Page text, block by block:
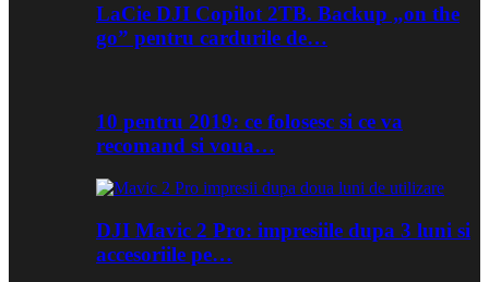
LaCie DJI Copilot 2TB. Backup „on the
go” pentru cardurile de…
10 pentru 2019: ce folosesc si ce va
recomand si voua…
DJI Mavic 2 Pro: impresiile dupa 3 luni si
accesoriile pe…